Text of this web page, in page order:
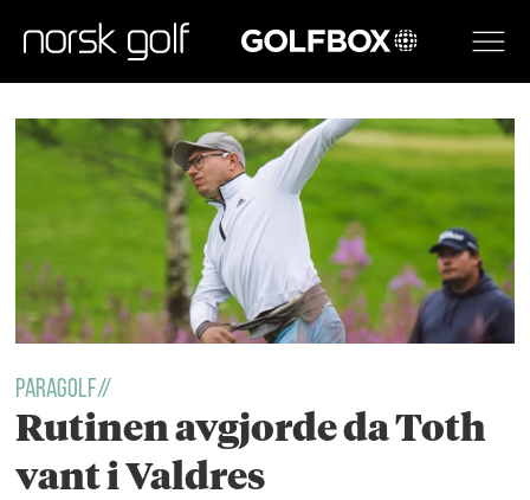
GOLFBOX
Tag:
imre
skjerve
aune
PARAGOLF//
Rutinen avgjorde da Toth
vant i Valdres